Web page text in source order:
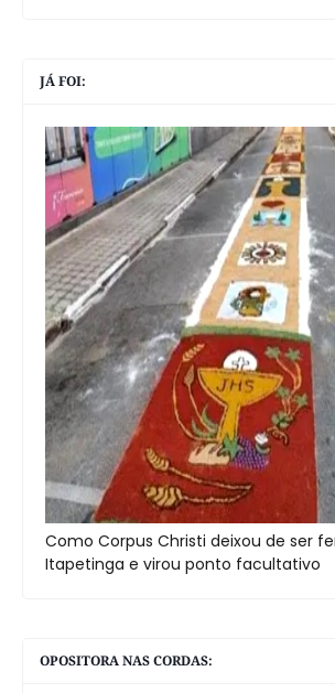
JÁ FOI:
Como Corpus Christi deixou de ser
Itapetinga e virou ponto facultativo
OPOSITORA NAS CORDAS: